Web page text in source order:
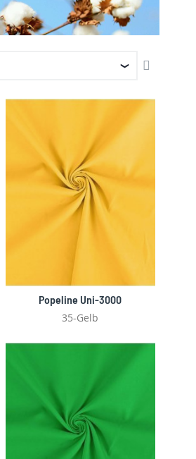
Popeline Uni-3000
35-Gelb